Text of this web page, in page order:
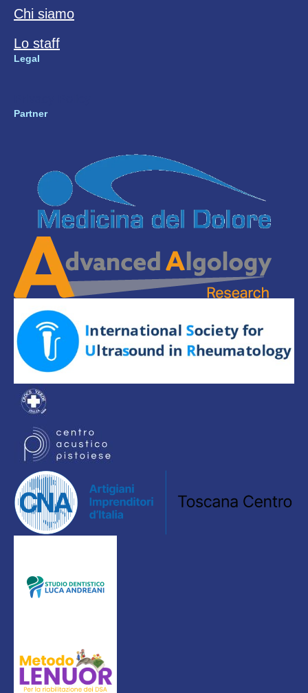
Chi siamo
Lo staff
Legal
Partner